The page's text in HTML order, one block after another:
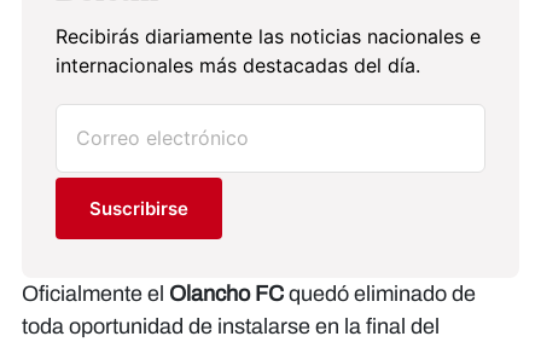
Recibirás diariamente las noticias nacionales e
internacionales más destacadas del día.
Suscribirse
Oficialmente el Olancho FC quedó eliminado de
toda oportunidad de instalarse en la final del